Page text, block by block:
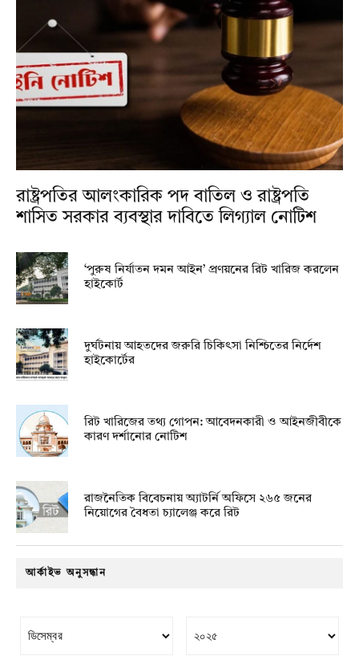
রাষ্ট্রপতির আলংকারিক পদ বাতিল ও রাষ্ট্রপতি
শাসিত সরকার ব্যবস্থার দাবিতে লিগ্যাল নোটিশ
‘পুরুষ নির্যাতন দমন আইন’ প্রণয়নের রিট খারিজ করলেন
হাইকোর্ট
দুর্ঘটনায় আহতদের জরুরি চিকিৎসা নিশ্চিতের নির্দেশ
হাইকোর্টের
রিট খারিজের তথ্য গোপন: আবেদনকারী ও আইনজীবীকে
কারণ দর্শানোর নোটিশ
রাজনৈতিক বিবেচনায় অ‍্যাটর্নি অফিসে ২৬৫ জনের
নিয়োগের বৈধতা চ্যালেঞ্জ করে রিট
আর্কাইভ অনুসন্ধান